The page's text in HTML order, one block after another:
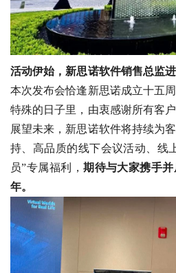
活动伊始，新思诺软件销售总监进
本次发布会恰逢新思诺成立十五
特殊的日子里，由衷感谢所有客
展望未来，新思诺软件将持续为
持、高品质的线下会议活动、线
员”专属福利，期待与大家携手
年。